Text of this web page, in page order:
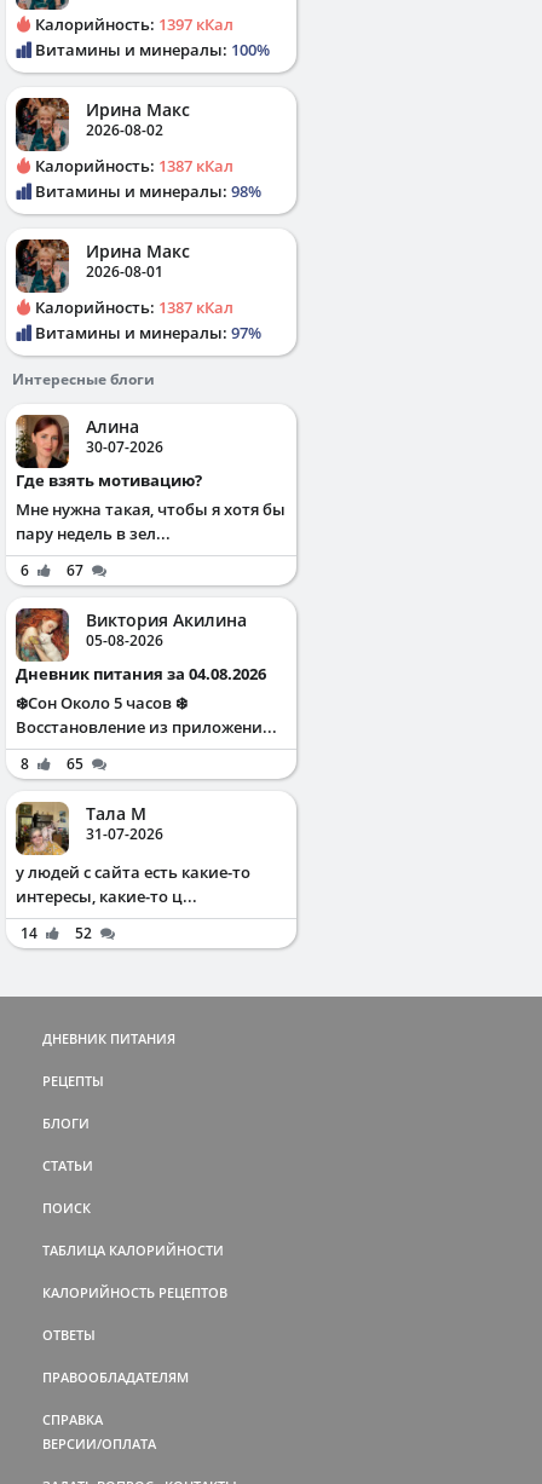
Калорийность: 1397 кКал
Витамины и минералы: 100%
Ирина Макс
2026-08-02
Калорийность: 1387 кКал
Витамины и минералы: 98%
Ирина Макс
2026-08-01
Калорийность: 1387 кКал
Витамины и минералы: 97%
Интересные блоги
Алина
30-07-2026
Где взять мотивацию?
Мне нужна такая, чтобы я хотя бы
пару недель в зел...
6 67
Виктория Акилина
05-08-2026
Дневник питания за 04.08.2026
❄️Сон Около 5 часов ❄️
Восстановление из приложени...
8 65
Тала М
31-07-2026
у людей с сайта есть какие-то
интересы, какие-то ц...
14 52
ДНЕВНИК ПИТАНИЯ
РЕЦЕПТЫ
БЛОГИ
СТАТЬИ
ПОИСК
ТАБЛИЦА КАЛОРИЙНОСТИ
КАЛОРИЙНОСТЬ РЕЦЕПТОВ
ОТВЕТЫ
ПРАВООБЛАДАТЕЛЯМ
СПРАВКА
ВЕРСИИ/ОПЛАТА